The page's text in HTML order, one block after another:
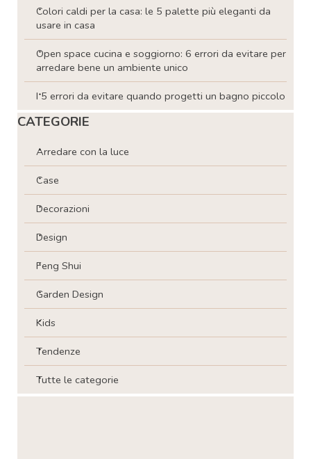
Colori caldi per la casa: le 5 palette più eleganti da
usare in casa
Open space cucina e soggiorno: 6 errori da evitare per
arredare bene un ambiente unico
I 5 errori da evitare quando progetti un bagno piccolo
Salta blocco CATEGORIE
CATEGORIE
Arredare con la luce
Case
Decorazioni
Design
Feng Shui
Garden Design
Kids
Tendenze
Tutte le categorie